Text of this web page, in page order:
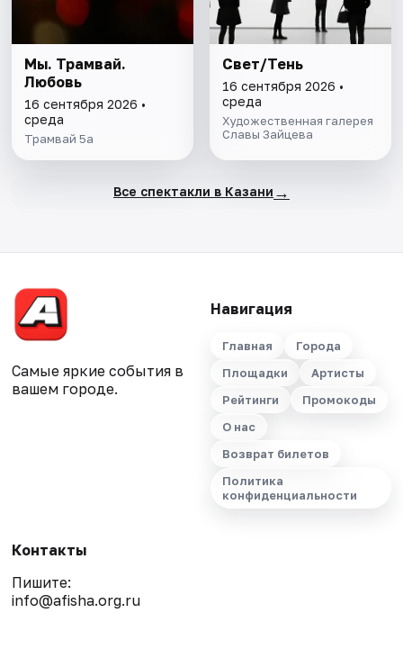
Мы. Трамвай.
Любовь
16 сентября 2026 •
среда
Трамвай 5а
Свет/Тень
16 сентября 2026 •
среда
Художественная галерея
Славы Зайцева
Все спектакли в Казани →
Самые яркие события в
вашем городе.
Навигация
Главная
Города
Площадки
Артисты
Рейтинги
Промокоды
О нас
Возврат билетов
Политика
конфиденциальности
Контакты
Пишите:
info@afisha.org.ru